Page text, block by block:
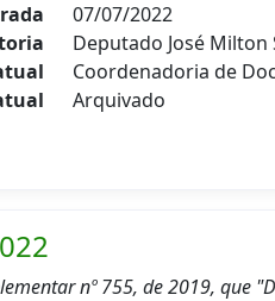
07/07/2022
Deputado José Milton
Coordenadoria de
Arquivado
nº 755, de 2019, que